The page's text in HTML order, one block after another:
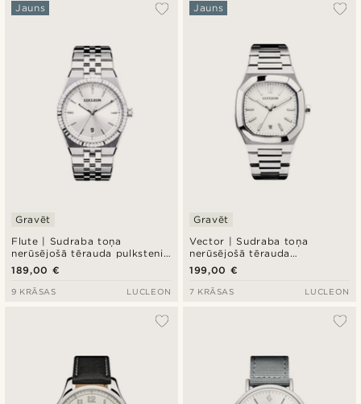
Flute | Sudraba toņa
nerūsējošā tērauda pulkstenis
ar baltu saules staru ciparnīcu
un Jubilee siksniņu
Jauns
Gravēt
189,00 €
9 KRĀSAS LUCLEON
Vector | Sudraba toņa
nerūsējošā tērauda
astoņstūra formas pulkstenis
ar baltu ciparnīcu
Jauns
Gravēt
199,00 €
7 KRĀSAS LUCLEON